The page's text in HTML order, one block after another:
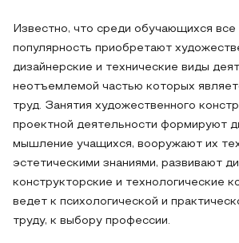
Известно, что среди обучающихся
популярность приобретают
дизайнерские и технические виды
неотъемлемой частью которых
труд. Занятия художественного
проектной деятельности формируют
мышление учащихся, вооружают их
эстетическими знаниями, развивают
конструкторские и технологические
ведет к психологической и
труду, к выбору профессии.